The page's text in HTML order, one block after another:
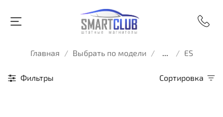
Главная Выбрать по модели ... ES
Фильтры Сортировка